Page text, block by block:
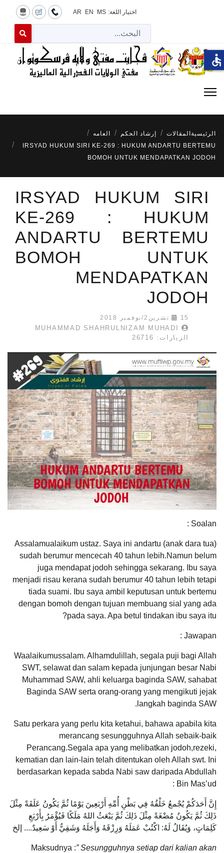
اختيار اللغة: MS
EN
AR
for results.
الرئيسية المقالات إرشاد الحكم
العامه
IRSYAD HUKUM SIRI KE-269 : HUKUM ANDARTU BERTEMU
BOMOH UNTUK MENDAPATKAN JODOH
IRSYAD HUKUM SIRI
KE-269 : HUKUM
ANDARTU BERTEMU
BOMOH UNTUK
MENDAPATKAN
JODOH
15 تشرين2/نوفمبر 2018
MUHAMMAD SHAHRULNIZAM MUHADI
الزيارات: 26716
Soalan :
Assalamualaikum ustaz. Saya ini andartu (anak dara tua)
sudah berumur mencecah 40 tahun lebih.Namun belum
juga mendapat jodoh sehingga sekarang. Ibu saya
menjadi risau kerana sudah berumur 40 tahun lebih tetapi
tiada suami. Ibu saya ambil keputusan untuk bertemu
dengan bomoh dengan tujuan membuang sial yang ada
pada saya. Apa betul tindakan ibu saya itu?
Jawapan :
Waalaikumussalam. Alhamdulillah, segala puji bagi Allah
SWT, selawat dan salam kepada junjungan besar Nabi
Muhammad SAW, ahli keluarga baginda SAW, sahabat
Baginda SAW serta orang-orang yang mengikuti jejak
langkah baginda SAW.
Satu perkara yang perlu kita ketahui, bahawa apabila kita
merancang sesungguhnya Allah sebaik-baik
Perancang.Segala apa yang melibatkan jodoh,rezeki,
kematian dan lain-lain telah ditentukan oleh Allah swt. Ini
berdasarkan kepada sabda Nabi saw daripada Abdullah
Bin Mas’ud :
إِنَّ أَحَدَكُمْ يُجْمعُ خَلْقُهُ فِي بَطْنِ أُمِّهِ أَرْبَعِينَ يَوْمًا ثُمَّ يَكُونُ عَلَقَةً مِثْلَ
ذَلِكَ ثُمَّ يَكُونُ مُضْغَةً مِثْلَ ذَلِكَ ثُمَّ يَبْعَثُ اللهُ مَلَكًا فَيُؤْمَرُ بِأَرْبَعِ
كَلِمَاتٍ، وَيُقَالُ لَهُ: اكْتُبْ عَمَلَهُ وَرِزْقَهُ وَأَجَلَهُ وَشَقِيٌّ أَوْ سَعِيدٌ.... إلخ
Maksudnya :” Sesungguhnya setiap dari kalian akan
accessible